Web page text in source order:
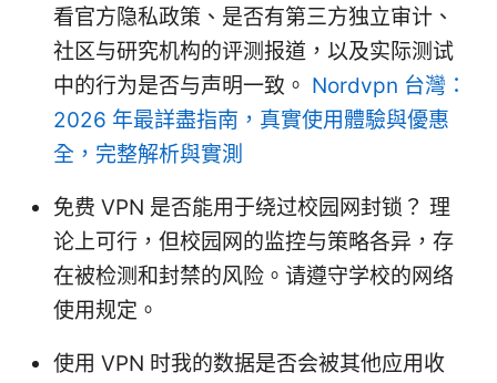
看官方隐私政策、是否有第三方独立审计、
社区与研究机构的评测报道，以及实际测试
中的行为是否与声明一致。 Nordvpn 台灣：
2026 年最詳盡指南，真實使用體驗與優惠
全，完整解析與實測
免费 VPN 是否能用于绕过校园网封锁？ 理
论上可行，但校园网的监控与策略各异，存
在被检测和封禁的风险。请遵守学校的网络
使用规定。
使用 VPN 时我的数据是否会被其他应用收